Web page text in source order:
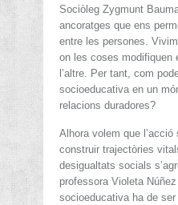
Sociòleg Zygmunt
ancoratges que ens
entre les persones.
on les coses modifiquen
l’altre. Per tant, com
socioeducativa en un
relacions duradores?
Alhora volem que
construir trajectòries
desigualtats socials
professora Violeta Núñez
socioeducativa ha de